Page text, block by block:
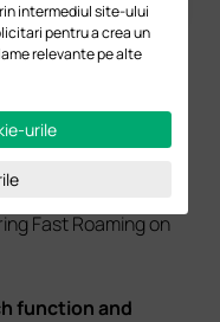
Fast Roaming on
function and
intermediul site-ului
pentru a crea un
relevante pe alte
urile